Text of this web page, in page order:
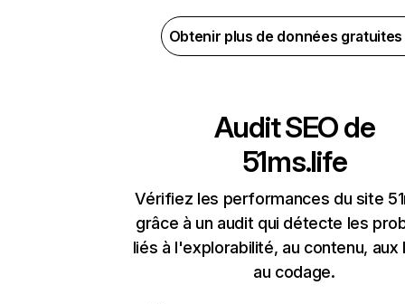
Obtenir plus de données
Audit SEO de
51ms.life
Vérifiez les performances du site
grâce à un audit qui détecte les
liés à l'explorabilité, au contenu, aux
au codage.